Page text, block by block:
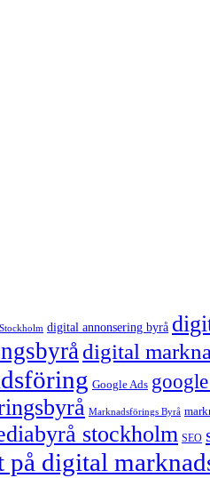
digital annonsering byrå
digital
Google Ads
Marknadsförings Byrå
stockholm SEO
på digital